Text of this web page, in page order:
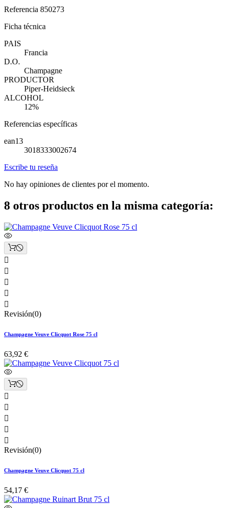
Referencia 850273
Ficha técnica
PAIS
Francia
D.O.
Champagne
PRODUCTOR
Piper-Heidsieck
ALCOHOL
12%
Referencias específicas
ean13
3018333002674
Escribe tu reseña
No hay opiniones de clientes por el momento.
8 otros productos en la misma categoría:





Revisión(0)
Champagne Veuve Clicquot Rose 75 cl
63,92 €





Revisión(0)
Champagne Veuve Clicquot 75 cl
54,17 €